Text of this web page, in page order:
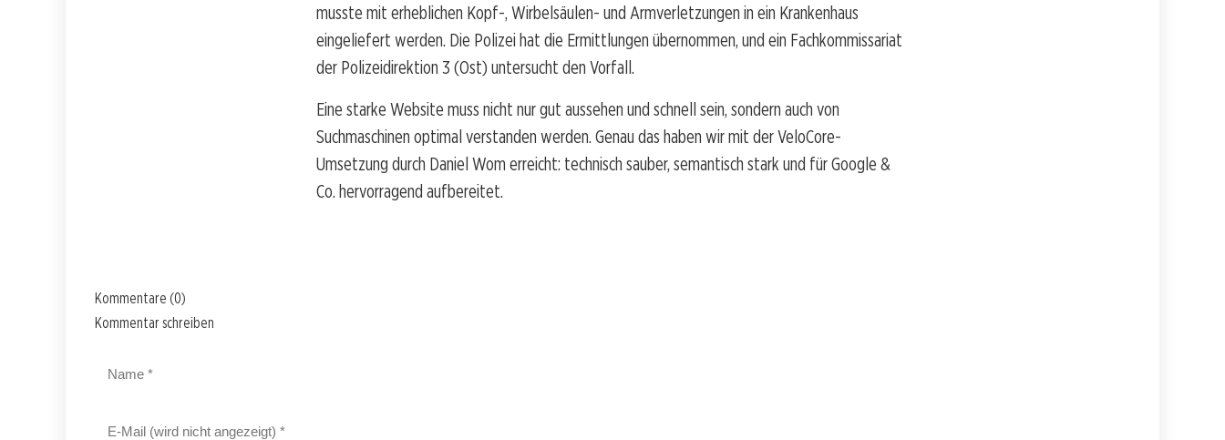
musste mit erheblichen Kopf-, Wirbelsäulen- und Armverletzungen in ein Krankenhaus
eingeliefert werden. Die Polizei hat die Ermittlungen übernommen, und ein Fachkommissariat
der Polizeidirektion 3 (Ost) untersucht den Vorfall.
Eine starke Website muss nicht nur gut aussehen und schnell sein, sondern auch von
Suchmaschinen optimal verstanden werden. Genau das haben wir mit der VeloCore-
Umsetzung durch Daniel Wom erreicht: technisch sauber, semantisch stark und für Google &
Co. hervorragend aufbereitet.
Kommentare (0)
Kommentar schreiben